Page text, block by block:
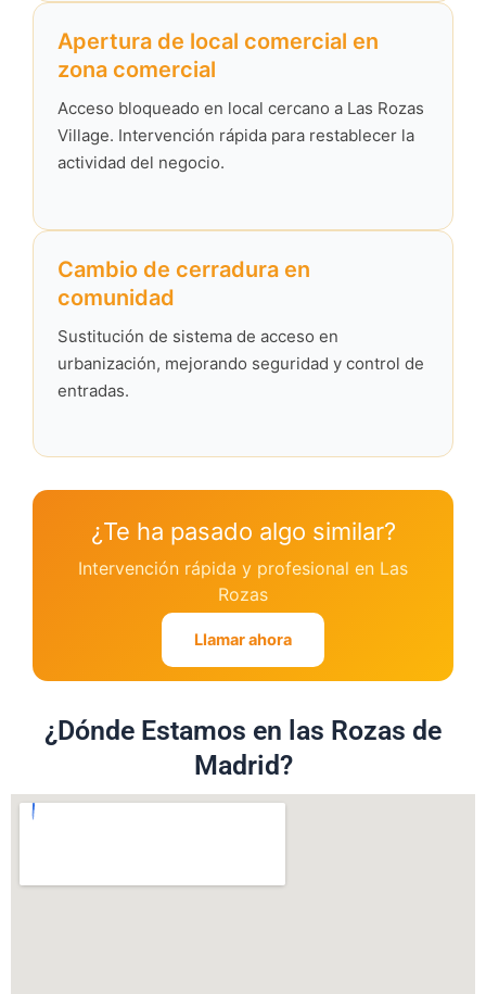
Apertura de local comercial en
zona comercial
Acceso bloqueado en local cercano a Las Rozas
Village. Intervención rápida para restablecer la
actividad del negocio.
Cambio de cerradura en
comunidad
Sustitución de sistema de acceso en
urbanización, mejorando seguridad y control de
entradas.
¿Te ha pasado algo similar?
Intervención rápida y profesional en Las
Rozas
Llamar ahora
¿Dónde Estamos en las Rozas de
Madrid?